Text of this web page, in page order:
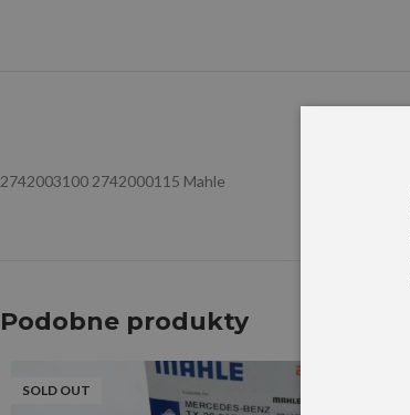
2742003100 2742000115 Mahle
Podobne produkty
SOLD OUT